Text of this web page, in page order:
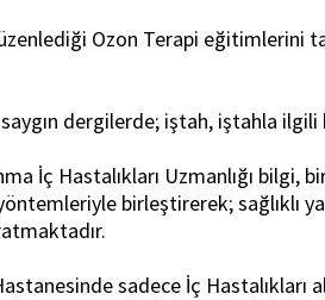
Ozon Terapi eğitimlerini
dergilerde; iştah, iştahla ilgili
İç Hastalıkları Uzmanlığı bilgi,
birleştirerek; sağlıklı
sadece İç Hastalıkları